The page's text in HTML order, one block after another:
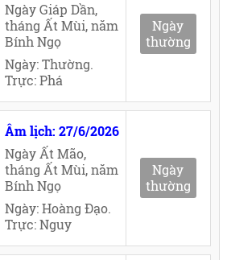
Ngày Giáp Dần,
tháng Ất Mùi, năm
Bính Ngọ
Ngày: Thường.
Trực: Phá
Ngày
thường
Âm lịch: 27/6/2026
Ngày Ất Mão,
tháng Ất Mùi, năm
Bính Ngọ
Ngày: Hoàng Đạo.
Trực: Nguy
Ngày
thường